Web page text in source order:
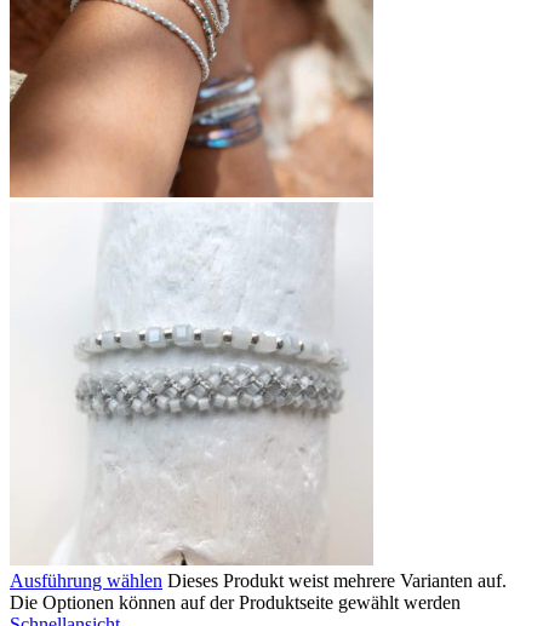
Ausführung wählen Dieses Produkt weist mehrere Varianten auf.
Die Optionen können auf der Produktseite gewählt werden